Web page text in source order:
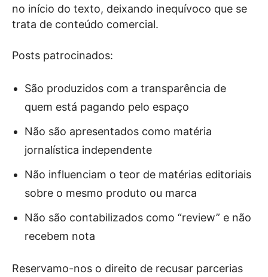
no início do texto, deixando inequívoco que se
trata de conteúdo comercial.
Posts patrocinados:
São produzidos com a transparência de
quem está pagando pelo espaço
Não são apresentados como matéria
jornalística independente
Não influenciam o teor de matérias editoriais
sobre o mesmo produto ou marca
Não são contabilizados como “review” e não
recebem nota
Reservamo-nos o direito de recusar parcerias